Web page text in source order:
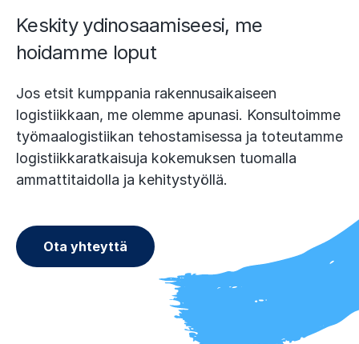
Keskity ydinosaamiseesi, me
hoidamme loput
Jos etsit kumppania rakennusaikaiseen
logistiikkaan, me olemme apunasi. Konsultoimme
työmaalogistiikan tehostamisessa ja toteutamme
logistiikkaratkaisuja kokemuksen tuomalla
ammattitaidolla ja kehitystyöllä.
Ota yhteyttä